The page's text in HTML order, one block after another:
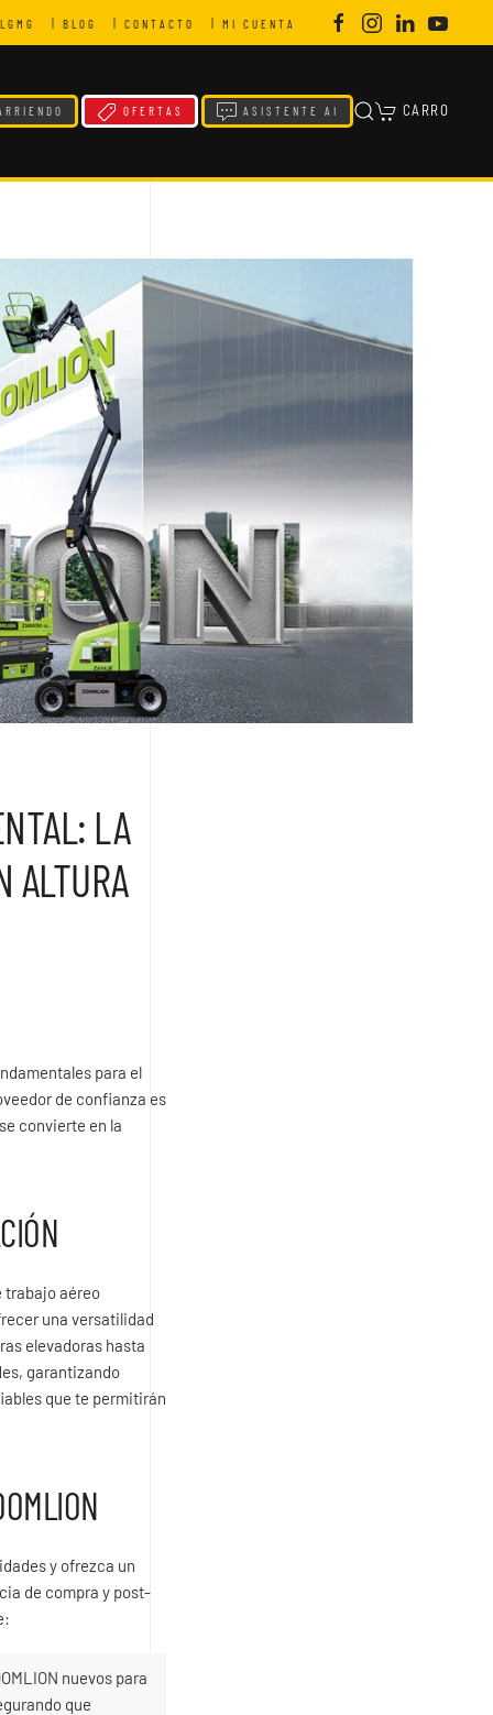
LGMG | BLOG | CONTACTO | MI CUENTA
OFERTAS ASISTENTE AI CARRO
LA
ALTURA
para el
de confianza es
convierte en la
trabajo aéreo
una versatilidad
elevadoras hasta
garantizando
que te permitirán
y ofrezca un
de compra y post-
nuevos para
que